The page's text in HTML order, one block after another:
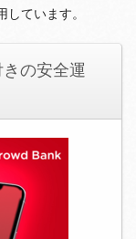
ています。
の安全運